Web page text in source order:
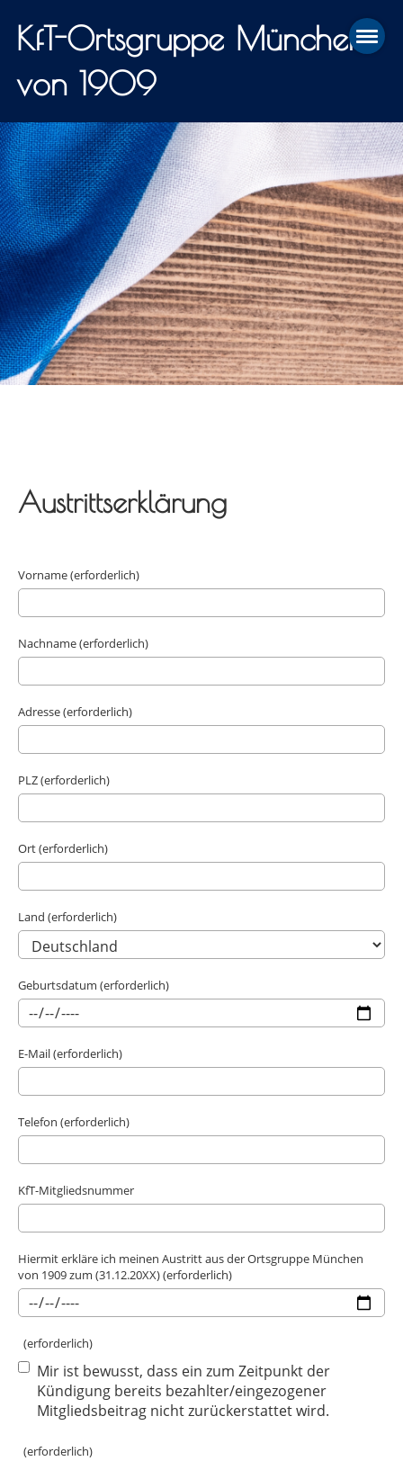
KfT-Ortsgruppe München
von 1909
Austrittserklärung
Vorname (erforderlich)
Nachname (erforderlich)
Adresse (erforderlich)
PLZ (erforderlich)
Ort (erforderlich)
Land (erforderlich)
Geburtsdatum (erforderlich)
E-Mail (erforderlich)
Telefon (erforderlich)
KfT-Mitgliedsnummer
Hiermit erkläre ich meinen Austritt aus der Ortsgruppe München
von 1909 zum (31.12.20XX) (erforderlich)
(erforderlich)
Mir ist bewusst, dass ein zum Zeitpunkt der
Kündigung bereits bezahlter/eingezogener
Mitgliedsbeitrag nicht zurückerstattet wird.
(erforderlich)